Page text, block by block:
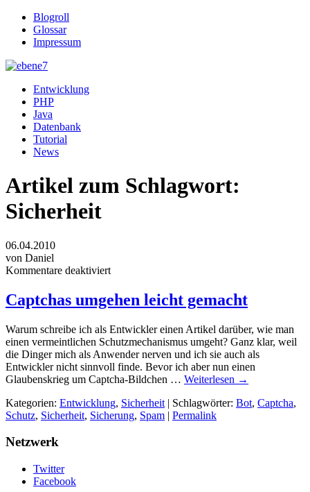
Blogroll
Glossar
Impressum
Entwicklung
PHP
Java
Datenbank
Tutorial
News
Artikel zum Schlagwort:
Sicherheit
06.04.2010
von Daniel
Kommentare deaktiviert
Captchas umgehen leicht gemacht
Warum schreibe ich als Entwickler einen Artikel darüber, wie man
einen vermeintlichen Schutzmechanismus umgeht? Ganz klar, weil
die Dinger mich als Anwender nerven und ich sie auch als
Entwickler nicht sinnvoll finde. Bevor ich aber nun einen
Glaubenskrieg um Captcha-Bildchen … Weiterlesen →
Kategorien: Entwicklung, Sicherheit | Schlagwörter: Bot, Captcha,
Schutz, Sicherheit, Sicherung, Spam | Permalink
Netzwerk
Twitter
Facebook